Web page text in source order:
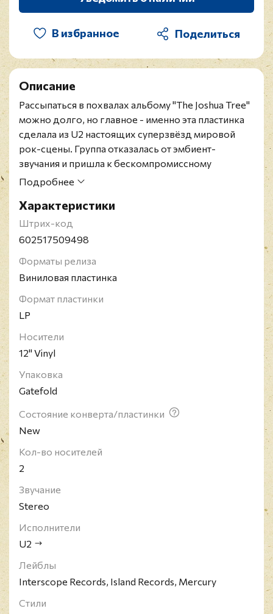
В избранное
Описание
Рассыпаться в похвалах альбому "The Joshua Tree"
можно долго, но главное - именно эта пластинка
сделала из U2 настоящих суперзвёзд мировой
рок-сцены. Группа отказалась от эмбиент-
звучания и пришла к бескомпромиссному
роковому звучанию, пытаясь добиться
когда слушатель чувствуют полную
сопричастность с композициями. Альбом стал
одним из самых продаваемых в мире, разойдясь
в порядка 20 странах. Кроме всего прочего, на
счету пластинки две премии Грэмми: "Альбом
года" и "Лучшее вокальное рок-исполнение
дуэтом или группой".
году и до сих пор очень популярна. На
сегодняшний день коллектив имеет в своём
Кроме того, U2 занимают 22-ю строчку в списке
"100 величайших исполнителей всех времен" по
версии журнала Rolling Stone. Название группы
году.
Подробнее
Характеристики
Штрих-код
602517509498
Форматы релиза
Виниловая пластинка
Формат пластинки
LP
Носители
12" Vinyl
Упаковка
Gatefold
Состояние конверта/пластинки
New
Кол-во носителей
2
Звучание
Stereo
Исполнители
U2
Лейблы
Interscope Records, Island Records, Mercury
Стили